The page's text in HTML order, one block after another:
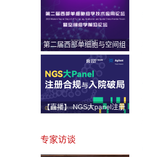
第二届西部单细胞与空间组
学论坛
【直播】 NGS大panel注册
专家访谈